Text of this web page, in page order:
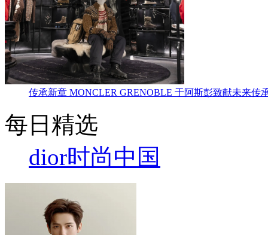
传承新章 MONCLER GRENOBLE 于阿斯彭致献未来传
每日精选
dior时尚中国